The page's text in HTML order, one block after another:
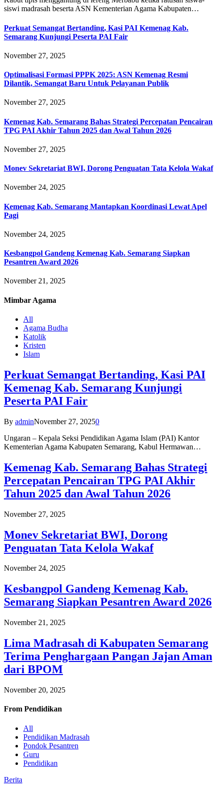
siswi madrasah beserta ASN Kementerian Agama Kabupaten…
Perkuat Semangat Bertanding, Kasi PAI Kemenag Kab.
Semarang Kunjungi Peserta PAI Fair
November 27, 2025
Optimalisasi Formasi PPPK 2025: ASN Kemenag Resmi
Dilantik, Semangat Baru Untuk Pelayanan Publik
November 27, 2025
Kemenag Kab. Semarang Bahas Strategi Percepatan Pencairan
TPG PAI Akhir Tahun 2025 dan Awal Tahun 2026
November 27, 2025
Monev Sekretariat BWI, Dorong Penguatan Tata Kelola Wakaf
November 24, 2025
Kemenag Kab. Semarang Mantapkan Koordinasi Lewat Apel
Pagi
November 24, 2025
Kesbangpol Gandeng Kemenag Kab. Semarang Siapkan
Pesantren Award 2026
November 21, 2025
Mimbar Agama
All
Agama Budha
Katolik
Kristen
Islam
Perkuat Semangat Bertanding, Kasi PAI
Kemenag Kab. Semarang Kunjungi
Peserta PAI Fair
By adminNovember 27, 20250
Ungaran – Kepala Seksi Pendidikan Agama Islam (PAI) Kantor
Kementerian Agama Kabupaten Semarang, Kabul Hermawan…
Kemenag Kab. Semarang Bahas Strategi
Percepatan Pencairan TPG PAI Akhir
Tahun 2025 dan Awal Tahun 2026
November 27, 2025
Monev Sekretariat BWI, Dorong
Penguatan Tata Kelola Wakaf
November 24, 2025
Kesbangpol Gandeng Kemenag Kab.
Semarang Siapkan Pesantren Award 2026
November 21, 2025
Lima Madrasah di Kabupaten Semarang
Terima Penghargaan Pangan Jajan Aman
dari BPOM
November 20, 2025
From Pendidikan
All
Pendidikan Madrasah
Pondok Pesantren
Guru
Pendidikan
Berita